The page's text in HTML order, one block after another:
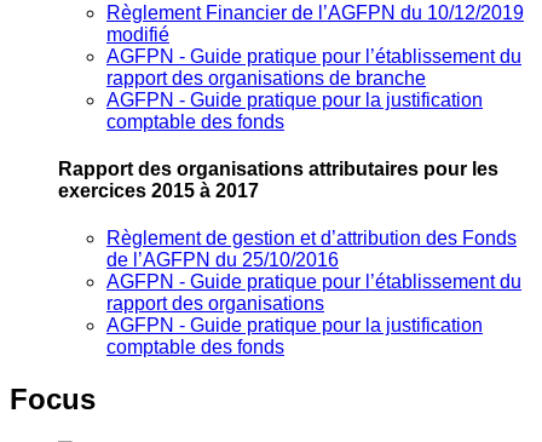
Règlement Financier de l’AGFPN du 10/12/2019
modifié
AGFPN ‐ Guide pratique pour l’établissement du
rapport des organisations de branche
AGFPN ‐ Guide pratique pour la justification
comptable des fonds
Rapport des organisations attributaires pour les
exercices 2015 à 2017
Règlement de gestion et d’attribution des Fonds
de l’AGFPN du 25/10/2016
AGFPN ‐ Guide pratique pour l’établissement du
rapport des organisations
AGFPN ‐ Guide pratique pour la justification
comptable des fonds
Focus